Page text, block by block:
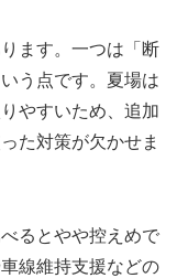
ます。一つは「断
う点です。夏場は
やすいため、追加
た対策が欠かせま
るとやや控えめで
線維持支援などの